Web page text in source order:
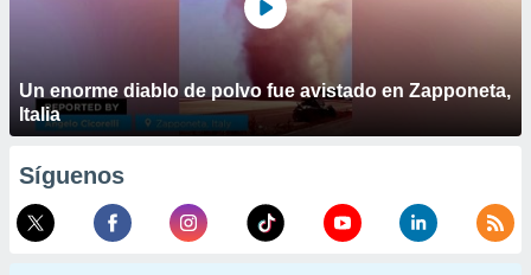
Un enorme diablo de polvo fue avistado en Zapponeta,
Italia
Síguenos